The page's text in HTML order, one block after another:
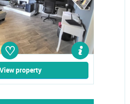
♡
View property